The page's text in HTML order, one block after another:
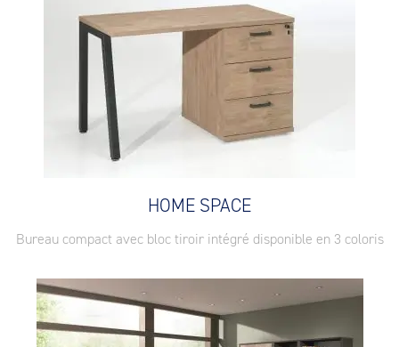
HOME SPACE
Bureau compact avec bloc tiroir intégré disponible en 3 coloris